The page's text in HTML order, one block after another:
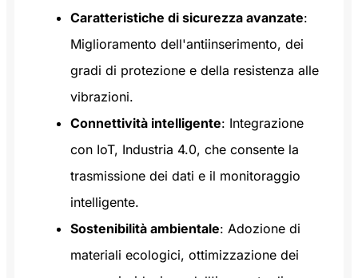
Caratteristiche di sicurezza avanzate:
Miglioramento dell'antiinserimento, dei
gradi di protezione e della resistenza alle
vibrazioni.
Connettività intelligente: Integrazione
con IoT, Industria 4.0, che consente la
trasmissione dei dati e il monitoraggio
intelligente.
Sostenibilità ambientale: Adozione di
materiali ecologici, ottimizzazione dei